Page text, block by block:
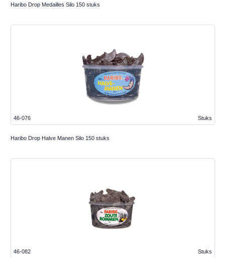
Haribo Drop Medailles Silo 150 stuks
Stuks
46-076
Haribo Drop Halve Manen Silo 150 stuks
Stuks
46-082